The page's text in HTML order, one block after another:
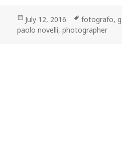
Posted
on
July 12, 2016 Tags
fotografo,
paolo novelli,photographer